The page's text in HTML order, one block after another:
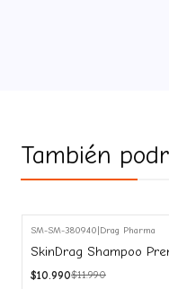
También
-8%
OFF
SM-SM-380940 Drag Pharma
SkinDrag Shampoo
$10.990$11.990